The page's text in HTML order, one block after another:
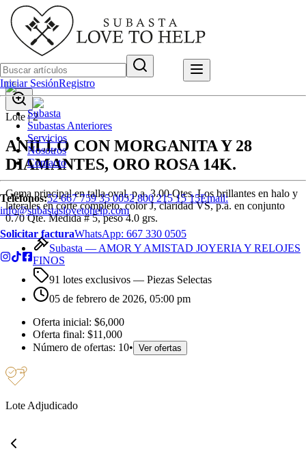
Iniciar SesiónRegistro
Subasta
Subastas Anteriores
Servicios
Nosotros
Contacto
Teléfonos:52 667 759 35 0052 800 215 15 15Email:
info@subastaslovetohelp.com
Solicitar facturaWhatsApp: 667 330 0505
Lote |2
ANILLO CON MORGANITA Y 28
DIAMANTES, ORO ROSA 14K.
Gema principal en talla oval, p.a. 3.00 Qtes. Los brillantes en halo y
laterales en corte completo, color J, claridad VS, p.a. en conjunto
0.70 Qte. Medida # 5, peso 4.0 grs.
Subasta — AMOR Y AMISTAD JOYERIA Y RELOJES
FINOS
91 lotes exclusivos — Piezas Selectas
05 de febrero de 2026, 05:00 pm
Oferta inicial: $6,000
Oferta final: $11,000
Número de ofertas: 10• Ver ofertas
Lote Adjudicado